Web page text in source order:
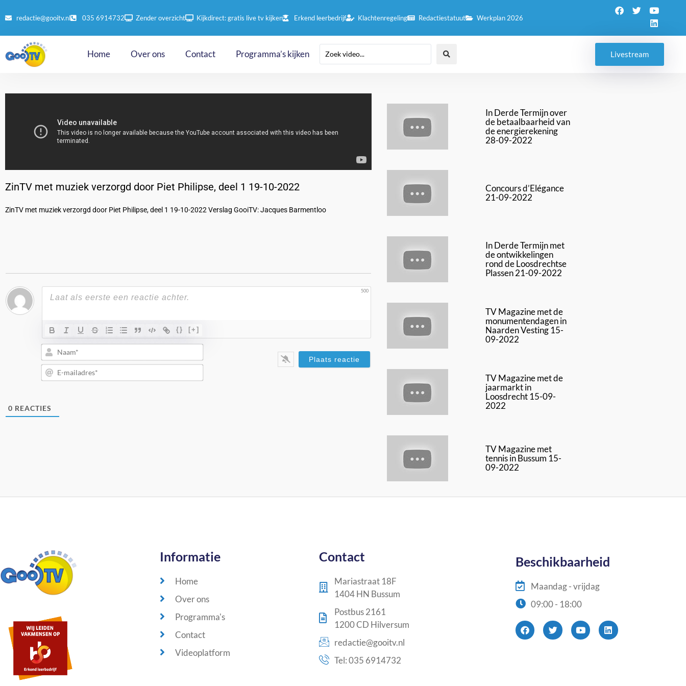
redactie@gooitv.nl 035 6914732 Zender overzicht Kijkdirect: gratis live tv kijken Erkend leerbedrijf Klachtenregeling Redactiestatuut Werkplan 2026
Home Over ons Contact Programma’s kijken Livestream
ZinTV met muziek verzorgd door Piet Philipse, deel 1 19-10-2022
ZinTV met muziek verzorgd door Piet Philipse, deel 1 19-10-2022 Verslag GooiTV: Jacques Barmentloo
500
{} [+]
Naam*
E-
mailadres*
0 REACTIES
In Derde Termijn over
de betaalbaarheid van
de energierekening
28-09-2022
Concours d’Elégance
21-09-2022
In Derde Termijn met
de ontwikkelingen
rond de Loosdrechtse
Plassen 21-09-2022
TV Magazine met de
monumentendagen in
Naarden Vesting 15-
09-2022
TV Magazine met de
jaarmarkt in
Loosdrecht 15-09-
2022
TV Magazine met
tennis in Bussum 15-
09-2022
Informatie
Home
Over ons
Programma's
Contact
Videoplatform
Contact
Mariastraat 18F
1404 HN Bussum
Postbus 2161
1200 CD Hilversum
redactie@gooitv.nl
Tel: 035 6914732
Beschikbaarheid
Maandag - vrijdag
09:00 - 18:00